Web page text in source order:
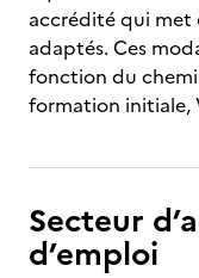
accrédité qui met
adaptés. Ces
fonction du
formation initiale,
Secteur
d’emploi